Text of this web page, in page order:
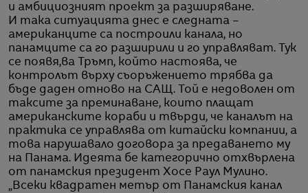
и амбициозният проект за разширяване.
И така ситуацията днес е следната –
американците са построили канала, но
панамците са го разширили и го управляват. Тук
се появя,ва Тръмп, който настоява, че
контролът върху съоръжението трябва да
бъде даден отново на САЩ. Той е недоволен от
таксите за преминаване, които плащат
американските кораби и твърди, че каналът на
практика се управлява от китайски компании, а
това нарушавало договора за предаването му
на Панама. Идеята бе категорично отхвърлена
от панамския президент Хосе Раул Мулино.
„Всеки квадратен метър от Панамския канал